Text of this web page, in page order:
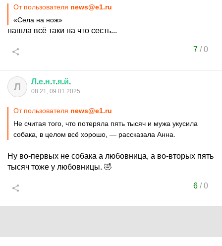
От пользователя news@e1.ru
«Села на нож»
нашла всё таки на что сесть...
7/0
Л Л .е.н.т.я.й.
08:21, 09.01.2025
От пользователя news@e1.ru
Не считая того, что потеряла пять тысяч и мужа укусила
собака, в целом всё хорошо, — рассказала Анна.
Ну во-первых не собака а любовница, а во-вторых пять
тысяч тоже у любовницы. 🤣
6/0